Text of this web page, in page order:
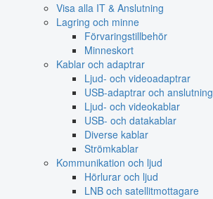
Visa alla IT & Anslutning
Lagring och minne
Förvaringstillbehör
Minneskort
Kablar och adaptrar
Ljud- och videoadaptrar
USB-adaptrar och anslutning
Ljud- och videokablar
USB- och datakablar
Diverse kablar
Strömkablar
Kommunikation och ljud
Hörlurar och ljud
LNB och satellitmottagare